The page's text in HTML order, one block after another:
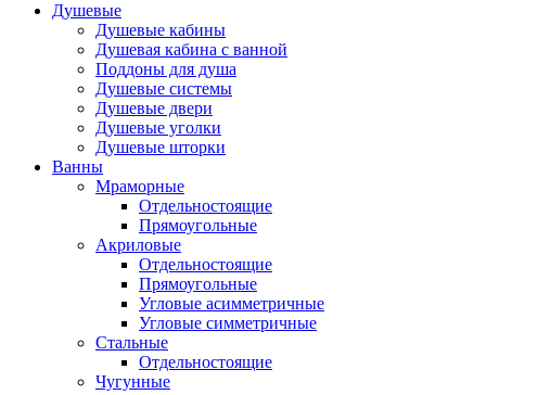
Душевые
Душевые кабины
Душевая кабина с ванной
Поддоны для душа
Душевые системы
Душевые двери
Душевые уголки
Душевые шторки
Ванны
Мраморные
Отдельностоящие
Прямоугольные
Акриловые
Отдельностоящие
Прямоугольные
Угловые асимметричные
Угловые симметричные
Стальные
Отдельностоящие
Чугунные